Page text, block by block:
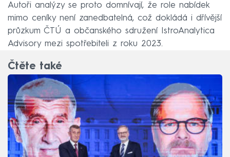
Autoři analýzy se proto domnívají, že role nabídek
mimo ceníky není zanedbatelná, což dokládá i dřívější
průzkum ČTÚ a občanského sdružení IstroAnalytica
Advisory mezi spotřebiteli z roku 2023.
Čtěte také